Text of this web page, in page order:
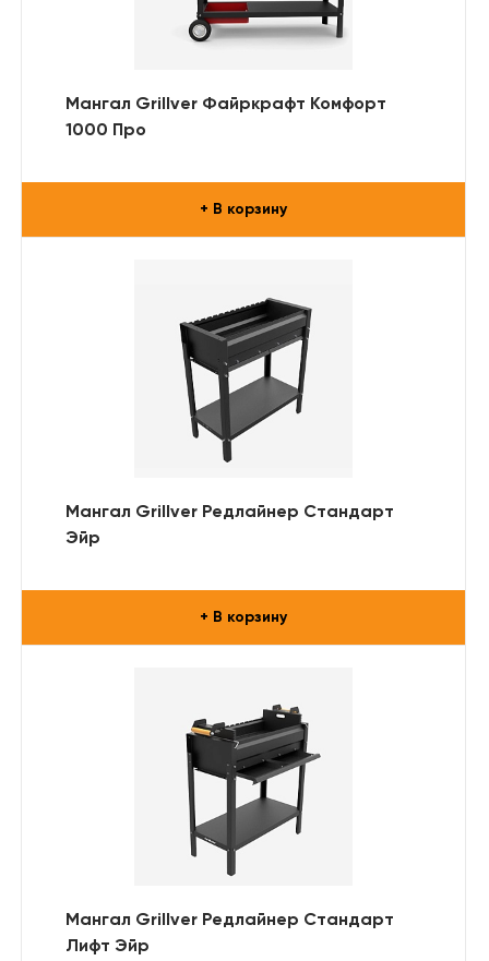
Мангал Grillver Файркрафт Комфорт
1000 Про
+ В корзину
Мангал Grillver Редлайнер Стандарт
Эйр
+ В корзину
Мангал Grillver Редлайнер Стандарт
Лифт Эйр